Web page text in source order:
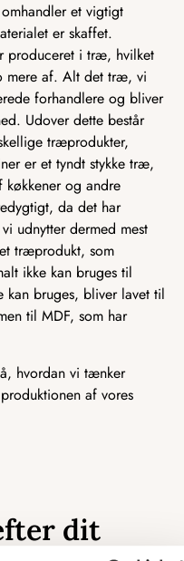
et vigtigt
er skaffet.
produceret i træ, hvilket
mere af. Alt det træ, vi
forhandlere og bliver
Udover dette består
træprodukter,
er et tyndt stykke træ,
og andre
da det har
udnytter dermed mest
træprodukt, som
ikke kan bruges til
bruges, bliver lavet til
til MDF, som har
hvordan vi tænker
af vores
dit